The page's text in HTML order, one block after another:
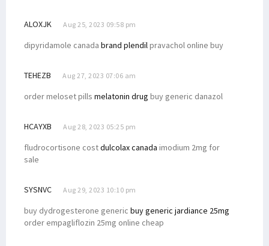
ALOXJK Aug 25, 2023 09:58 pm
dipyridamole canada brand plendilpravachol online buy
TEHEZB Aug 27, 2023 07:06 am
order meloset pills melatonin drug buy generic danazol
HCAYXB Aug 28, 2023 05:25 pm
fludrocortisone costdulcolax canada imodium 2mg for
sale
SYSNVC Aug 29, 2023 10:10 pm
buy dydrogesterone generic buy generic jardiance 25mg
order empagliflozin 25mg online cheap